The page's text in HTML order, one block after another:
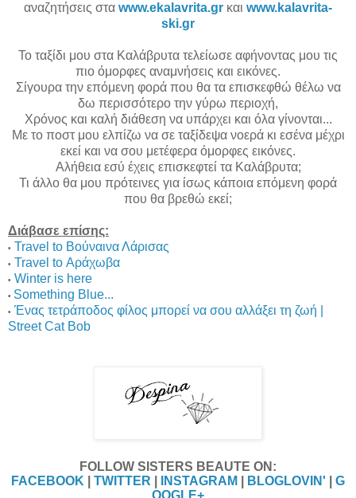
αναζητήσεις στα www.ekalavrita.gr και www.kalavrita-
ski.gr
Το ταξίδι μου στα Καλάβρυτα τελείωσε αφήνοντας μου τις
πιο όμορφες αναμνήσεις και εικόνες.
Σίγουρα την επόμενη φορά που θα τα επισκεφθώ θέλω να
δω περισσότερο την γύρω περιοχή,
Χρόνος και καλή διάθεση να υπάρχει και όλα γίνονται...
Με το ποστ μου ελπίζω να σε ταξίδεψα νοερά κι εσένα μέχρι
εκεί και να σου μετέφερα όμορφες εικόνες.
Αλήθεια εσύ έχεις επισκεφτεί τα Καλάβρυτα;
Τι άλλο θα μου πρότεινες για ίσως κάποια επόμενη φορά
που θα βρεθώ εκεί;
Διάβασε επίσης:
• Travel to Βούναινα Λάρισας
• Travel to Αράχωβα
• Winter is here
• Something Blue...
• Ένας τετράποδος φίλος μπορεί να σου αλλάξει τη ζωή |
Street Cat Bob
FOLLOW SISTERS BEAUTE ON:
FACEBOOK
TWITTER INSTAGRAM BLOGLOVIN'
G